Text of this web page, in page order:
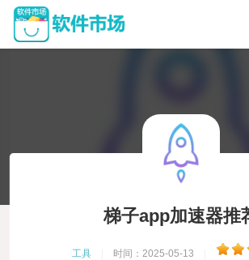
梯子app加速器推
工具 时间：2025-05-13